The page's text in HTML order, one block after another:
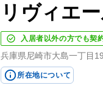
リヴィエ
入居者以外の方でも契
兵庫県尼崎市大島一丁目
所在地について